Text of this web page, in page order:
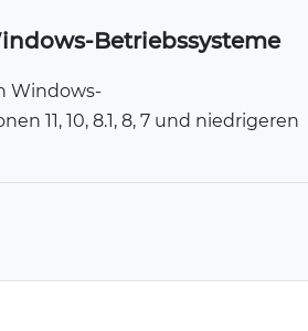
Betriebssysteme
Windows-
11, 10, 8.1, 8, 7 und niedrigeren